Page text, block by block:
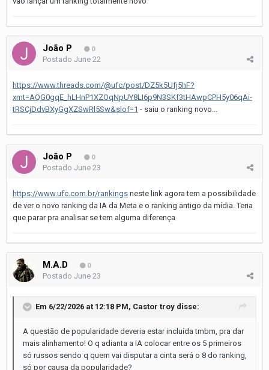
João P 0
Postado June 22
https://www.threads.com/@ufc/post/DZ5k5Ufj5hF?
xmt=AQG0gqE_hLHnP1XZOqNpUY8LI6p9N3SKf3tHAwpCPH5y06qAi-
tRSCjDdvBXyGgXZSwRl5Sw&slof=1 - saiu o ranking novo...
João P 0
Postado June 23
https://www.ufc.com.br/rankings neste link agora tem a possibilidade
de ver o novo ranking da IA da Meta e o ranking antigo da mídia. Teria
que parar pra analisar se tem alguma diferença
M.A.D 0
Postado June 23
Em 6/22/2026 at 12:18 PM, Castor troy disse:
A questão de popularidade deveria estar incluída tmbm, pra dar
mais alinhamento! O q adianta a IA colocar entre os 5 primeiros
só russos sendo q quem vai disputar a cinta será o 8 do ranking,
só por causa da popularidade?